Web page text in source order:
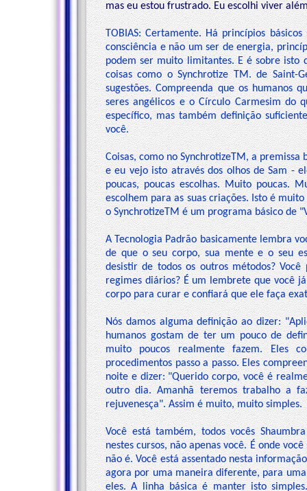
mas eu estou frustrado. Eu escolhi viver
TOBIAS: Certamente. Há princípios
consciência e não um ser de energia,
podem ser muito limitantes. E é sobre isto
coisas como o Synchrotize TM. de Saint-
sugestões. Compreenda que os humanos
seres angélicos e o Círculo Carmesim do
específico, mas também definição
você.
Coisas, como no SynchrotizeTM, a
e eu vejo isto através dos olhos de Sam -
poucas, poucas escolhas. Muito poucas.
escolhem para as suas criações. Isto é
o SynchrotizeTM é um programa básico de
A Tecnologia Padrão basicamente lembra
de que o seu corpo, sua mente e o seu
desistir de todos os outros métodos?
regimes diários? É um lembrete que você
corpo para curar e confiará que ele faça
Nós damos alguma definição ao dizer:
humanos gostam de ter um pouco de
muito poucos realmente fazem. Eles
procedimentos passo a passo. Eles
noite e dizer: "Querido corpo, você é
outro dia. Amanhã teremos trabalho a
rejuvenesça". Assim é muito, muito simples.
Você está também, todos vocês
nestes cursos, não apenas você. É onde
não é. Você está assentado nesta
agora por uma maneira diferente, para
eles. A linha básica é manter isto